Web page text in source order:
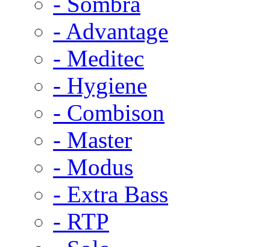
- Advantage
- Meditec
- Hygiene
- Combison
- Master
- Modus
- Extra Bass
- RTP